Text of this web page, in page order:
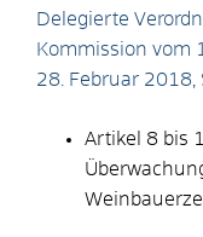
Delegierte
Kommission vom
28. Februar 2018,
Artikel 8 bis